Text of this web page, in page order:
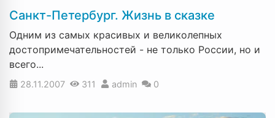
Санкт-Петербург. Жизнь в сказке
Одним из самых красивых и великолепных
достопримечательностей - не только России, но и
всего...
28.11.2007 311 admin 0